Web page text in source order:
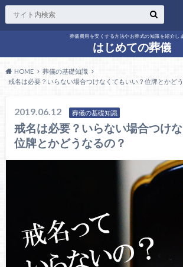
葬儀費用を安くする方法やお葬式の知識を紹介し
はじめての葬儀
HOME
葬儀の基礎知識
戒名は必要？いらない場合つけなくてもいい？位牌とかど
2019.06.12 葬儀の基礎知識
戒名は必要？いらない場合つけ
位牌とかどうなるの？